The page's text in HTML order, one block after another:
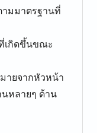
มมาตรฐานที่
เกิดขึ้นขณะ
ายจากหัวหน้า
หลายๆ ด้าน